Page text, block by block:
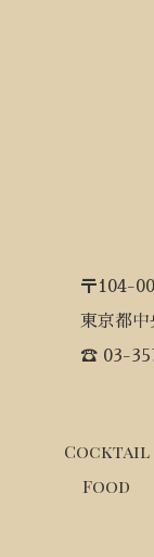
〒104-
東京都
☎ 03-
Cocktail
Food